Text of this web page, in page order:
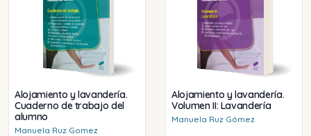
Alojamiento y lavandería.
Cuaderno de trabajo del
alumno
Manuela Ruz Gomez
Alojamiento y lavandería.
Volumen II: Lavandería
Manuela Ruz Gómez